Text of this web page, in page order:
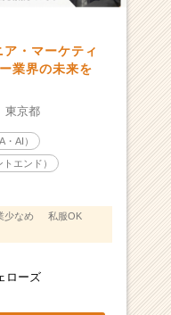
ア・マーケティ
業界の未来を
東京都
AI）
エンド）
少なめ
私服OK
ローズ